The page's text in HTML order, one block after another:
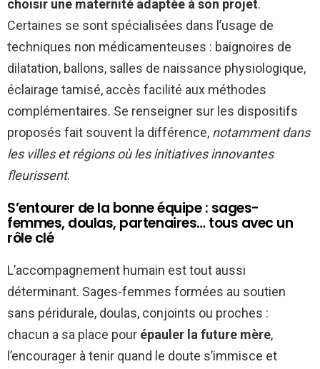
choisir une maternité adaptée à son projet.
Certaines se sont spécialisées dans l’usage de
techniques non médicamenteuses : baignoires de
dilatation, ballons, salles de naissance physiologique,
éclairage tamisé, accès facilité aux méthodes
complémentaires. Se renseigner sur les dispositifs
proposés fait souvent la différence, notamment dans
les villes et régions où les initiatives innovantes
fleurissent.
S’entourer de la bonne équipe : sages-
femmes, doulas, partenaires… tous avec un
rôle clé
L’accompagnement humain est tout aussi
déterminant. Sages-femmes formées au soutien
sans péridurale, doulas, conjoints ou proches :
chacun a sa place pour épauler la future mère,
l’encourager à tenir quand le doute s’immisce et